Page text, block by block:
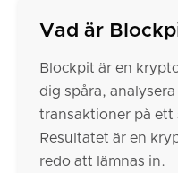
Vad är
Blockpit är en
dig spåra,
transaktioner på
Resultatet är en
redo att lämnas in.